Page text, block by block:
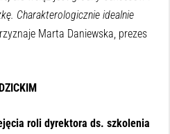
Charakterologicznie idealnie
Marta Daniewska, prezes
roli dyrektora ds. szkolenia